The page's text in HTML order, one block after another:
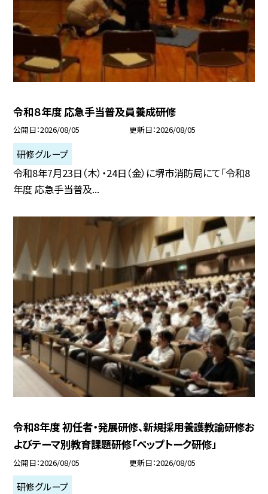
令和８年度 応急手当普及員養成研修
公開日 2026/08/05 更新日 2026/08/05
研修グループ
令和8年7月23日（木）・24日（金）に堺市消防局にて「令和8
年度 応急手当普及...
令和8年度 初任者・発展研修、新規採用養護教諭研修お
よびテーマ別教育課題研修「ペップトーク研修」
公開日 2026/08/05 更新日 2026/08/05
研修グループ